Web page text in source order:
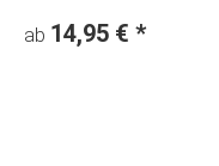
ab 14,95 € *